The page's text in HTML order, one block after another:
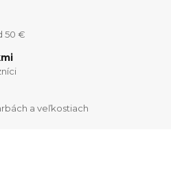
50 €
a veľkostiach